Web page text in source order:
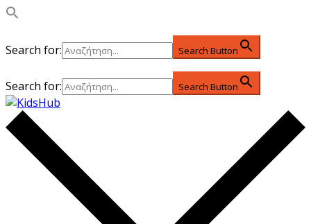
Search for: Search Button
Search for: Search Button